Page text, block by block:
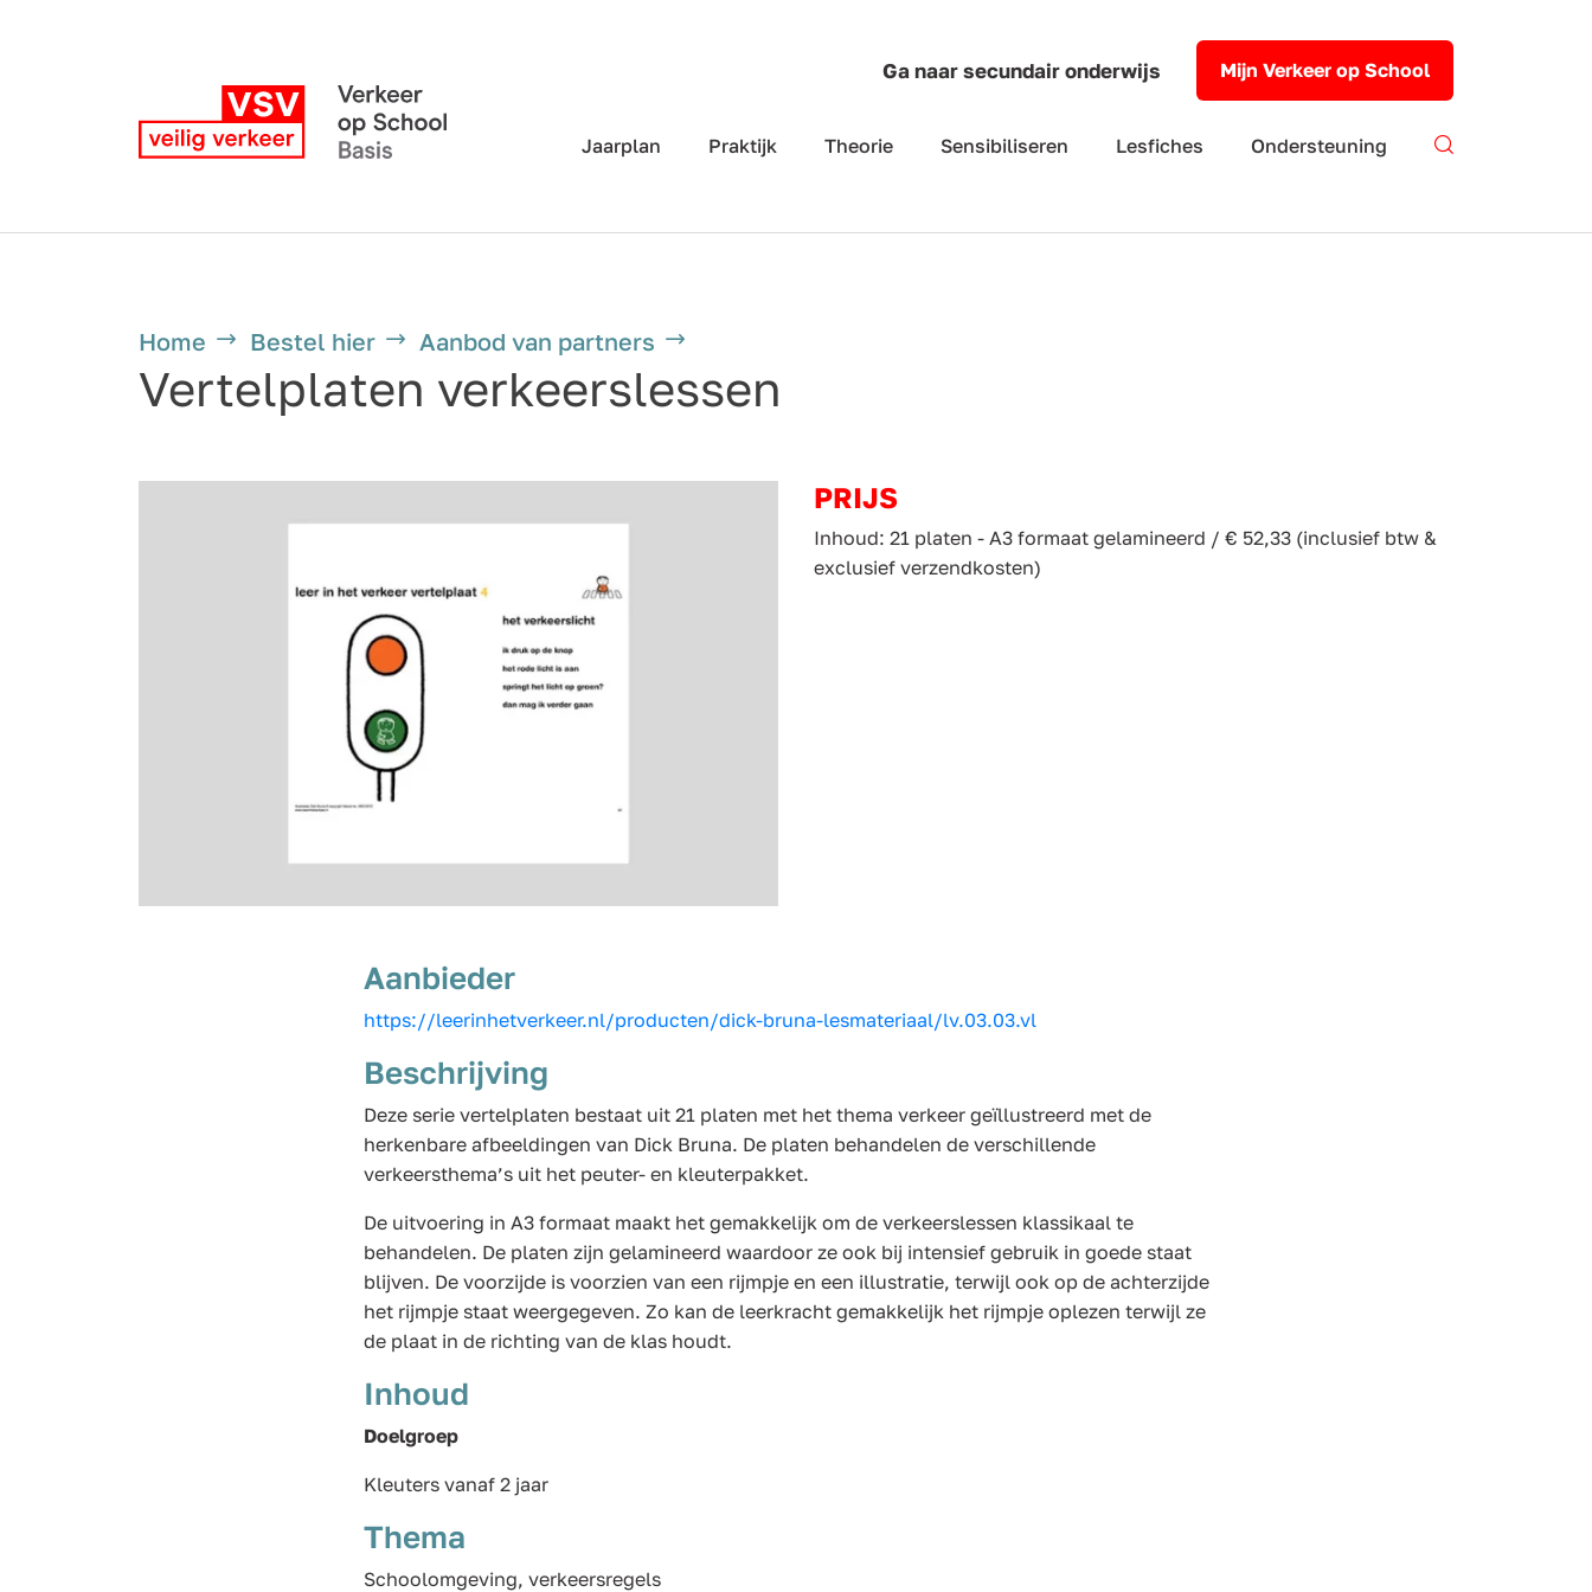
Ga naar secundair onderwijs Mijn Verkeer op School
Jaarplan Praktijk Theorie Sensibiliseren Lesfiches Ondersteuning
Home Bestel hier Aanbod van partners
Vertelplaten verkeerslessen
PRIJS
Inhoud: 21 platen - A3 formaat gelamineerd / € 52,33 (inclusief btw &
exclusief verzendkosten)
Aanbieder
https://leerinhetverkeer.nl/producten/dick-bruna-lesmateriaal/lv.03.03.vl
Beschrijving
Deze serie vertelplaten bestaat uit 21 platen met het thema verkeer geïllustreerd met de
herkenbare afbeeldingen van Dick Bruna. De platen behandelen de verschillende
verkeersthema’s uit het peuter- en kleuterpakket.
De uitvoering in A3 formaat maakt het gemakkelijk om de verkeerslessen klassikaal te
behandelen. De platen zijn gelamineerd waardoor ze ook bij intensief gebruik in goede staat
blijven. De voorzijde is voorzien van een rijmpje en een illustratie, terwijl ook op de achterzijde
het rijmpje staat weergegeven. Zo kan de leerkracht gemakkelijk het rijmpje oplezen terwijl ze
de plaat in de richting van de klas houdt.
Inhoud
Doelgroep
Kleuters vanaf 2 jaar
Thema
Schoolomgeving, verkeersregels